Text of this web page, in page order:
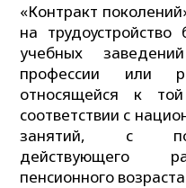
«Контракт
на трудоустройство
учебных
профессии или
относящейся к
соответствии с
занятий, с
действующего
пенсионного